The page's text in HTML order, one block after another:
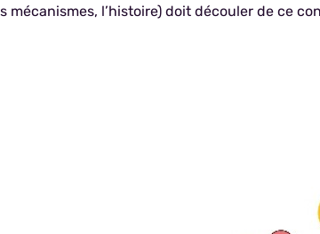
mécanismes, l’histoire) doit découler de ce